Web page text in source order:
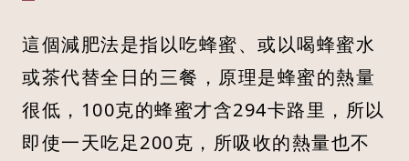
這個減肥法是指以吃蜂蜜、或以喝蜂蜜水
或茶代替全日的三餐，原理是蜂蜜的熱量
很低，100克的蜂蜜才含294卡路里，所以
即使一天吃足200克，所吸收的熱量也不